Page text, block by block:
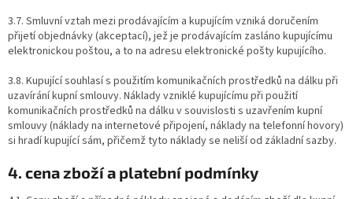
3.7. Smluvní vztah mezi prodávajícím a kupujícím vzniká doručením
přijetí objednávky (akceptací), jež je prodávajícím zasláno kupujícímu
elektronickou poštou, a to na adresu elektronické pošty kupujícího.
3.8. Kupující souhlasí s použitím komunikačních prostředků na dálku při
uzavírání kupní smlouvy. Náklady vzniklé kupujícímu při použití
komunikačních prostředků na dálku v souvislosti s uzavřením kupní
smlouvy (náklady na internetové připojení, náklady na telefonní hovory)
si hradí kupující sám, přičemž tyto náklady se neliší od základní sazby.
4. cena zboží a platební podmínky